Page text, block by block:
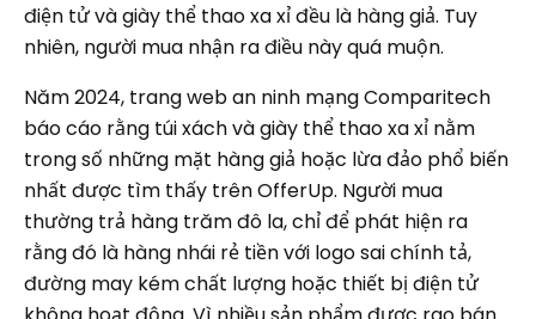
điện tử và giày thể thao xa xỉ đều là hàng giả. Tuy
nhiên, người mua nhận ra điều này quá muộn.
Năm 2024, trang web an ninh mạng Comparitech
báo cáo rằng túi xách và giày thể thao xa xỉ nằm
trong số những mặt hàng giả hoặc lừa đảo phổ biến
nhất được tìm thấy trên OfferUp. Người mua
thường trả hàng trăm đô la, chỉ để phát hiện ra
rằng đó là hàng nhái rẻ tiền với logo sai chính tả,
đường may kém chất lượng hoặc thiết bị điện tử